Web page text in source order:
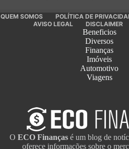
QUEM SOMOS POLÍTICA DE
AVISO LEGAL
DISCLAIMER
Beneficios
Diversos
Finanças
Imóveis
Automotivo
Viagens
OECO Finanças é um blog de
oferece informações sobre o